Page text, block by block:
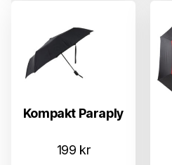
Kompakt Paraply
199 kr